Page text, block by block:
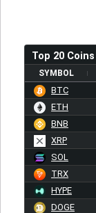
Top 20 Coins
SYMBOL
BTC
ETH
BNB
XRP
SOL
TRX
HYPE
DOGE